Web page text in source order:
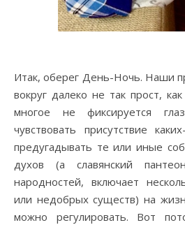
Итак, оберег День-Ночь. Наши
вокруг далеко не так прост,
многое не фиксируется
чувствовать присутствие
предугадывать те или иные
духов (а славянский
народностей, включает
или недобрых существ) на
можно регулировать. Вот